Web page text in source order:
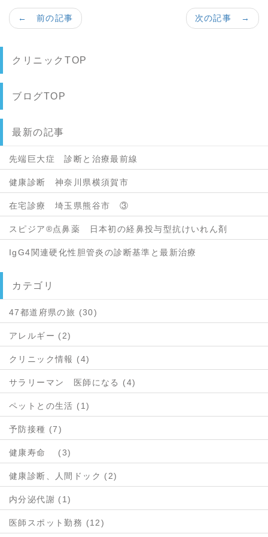
次の記事 →
← 前の記事
クリニックTOP
ブログTOP
最新の記事
先端巨大症 診断と治療最前線
健康診断 神奈川県横須賀市
在宅診療 埼玉県熊谷市 ③
スピジア®点鼻薬 日本初の経鼻投与型抗けいれん剤
IgG4関連硬化性胆管炎の診断基準と最新治療
カテゴリ
47都道府県の旅 (30)
アレルギー (2)
クリニック情報 (4)
サラリーマン 医師になる (4)
ペットとの生活 (1)
予防接種 (7)
健康寿命 (3)
健康診断、人間ドック (2)
内分泌代謝 (1)
医師スポット勤務 (12)